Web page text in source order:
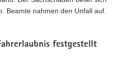
Beamte nahmen den Unfall auf.
festgestellt